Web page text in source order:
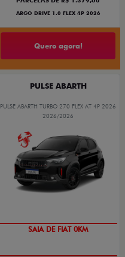
ARGO DRIVE 1.0 FLEX 4P 2026
Quero agora!
PULSE ABARTH
PULSE ABARTH TURBO 270 FLEX AT 4P 2026
2026/2026
SAIA DE FIAT 0KM